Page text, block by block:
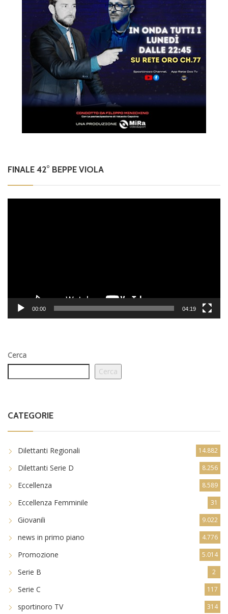
FINALE 42° BEPPE VIOLA
00:00 04:19
Cerca
Cerca
CATEGORIE
Dilettanti Regionali 14.882
Dilettanti Serie D 8.256
Eccellenza 8.589
Eccellenza Femminile 31
Giovanili 9.022
news in primo piano 4.776
Promozione 5.014
Serie B 2
Serie C 117
sportinoro TV 314